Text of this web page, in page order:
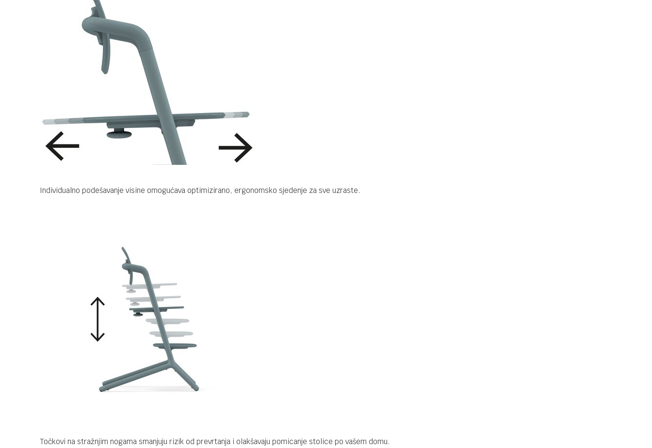
Individualno podešavanje visine omogućava optimizirano, ergonomsko sjedenje za sve uzraste.
Točkovi na stražnjim nogama smanjuju rizik od prevrtanja i olakšavaju pomicanje stolice po vašem domu.